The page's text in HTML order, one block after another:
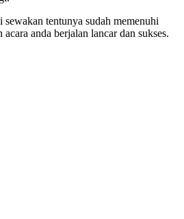
sewakan tentunya sudah memenuhi
anda berjalan lancar dan sukses.